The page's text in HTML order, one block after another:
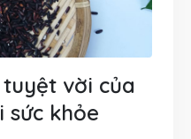
vời của
sức khỏe